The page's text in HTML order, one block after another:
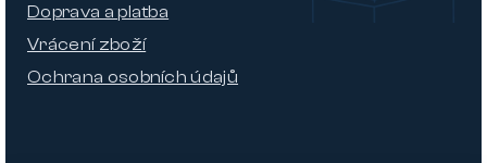
Doprava a platba
Vrácení zboží
Ochrana osobních údajů